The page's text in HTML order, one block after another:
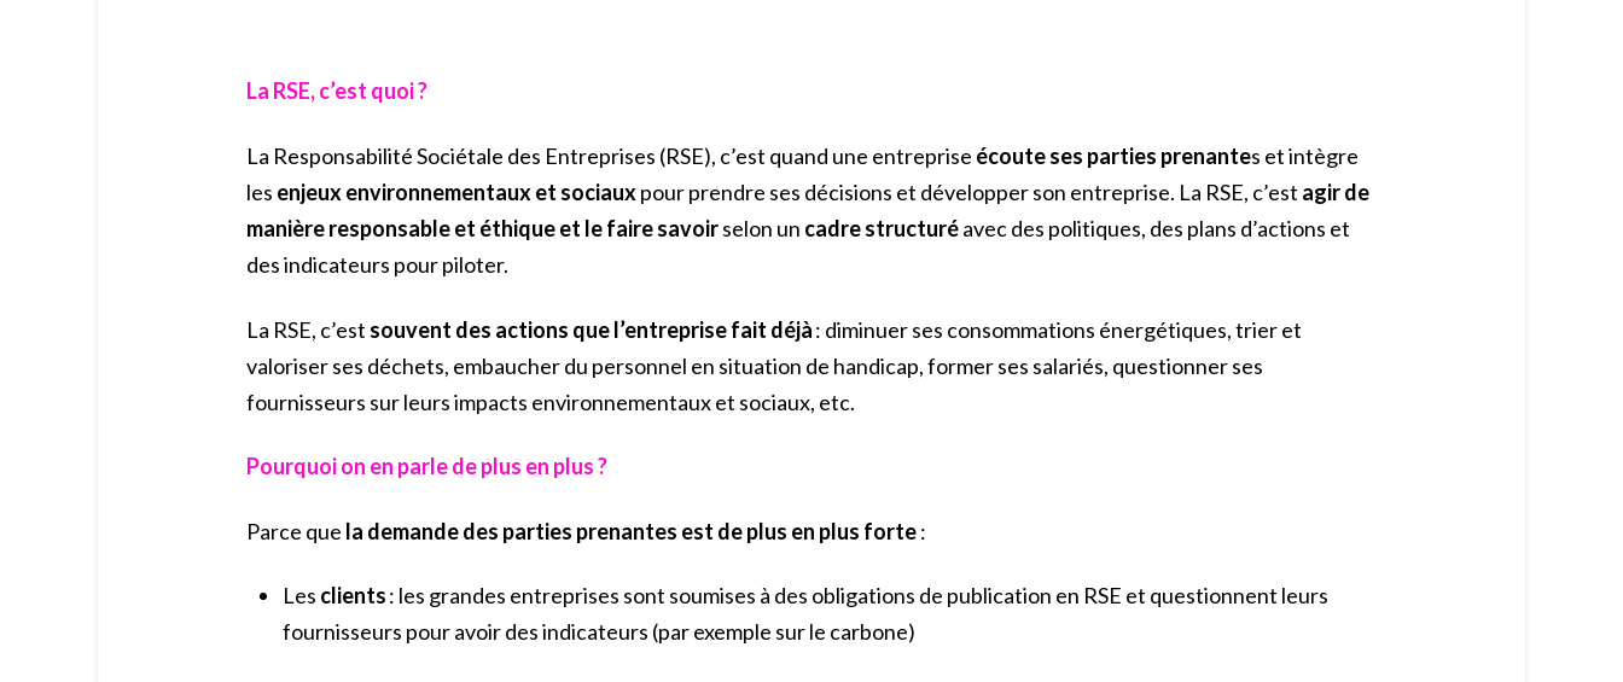
La RSE, c’est quoi ?
La Responsabilité Sociétale des Entreprises (RSE), c’est quand une entreprise écoute ses parties prenantes et intègre
les enjeux environnementaux et sociauxpour prendre ses décisions et développer son entreprise. La RSE, c’est agir de
manière responsable et éthique et le faire savoirselon un cadre structuréavec des politiques, des plans d’actions et
des indicateurs pour piloter.
La RSE, c’est souvent des actions que l’entreprise fait déjà: diminuer ses consommations énergétiques, trier et
valoriser ses déchets, embaucher du personnel en situation de handicap, former ses salariés, questionner ses
fournisseurs sur leurs impacts environnementaux et sociaux, etc.
Pourquoi on en parle de plus en plus ?
Parce que la demande des parties prenantes est de plus en plus forte:
Les clients: les grandes entreprises sont soumises à des obligations de publication en RSE et questionnent leurs
fournisseurs pour avoir des indicateurs (par exemple sur le carbone)